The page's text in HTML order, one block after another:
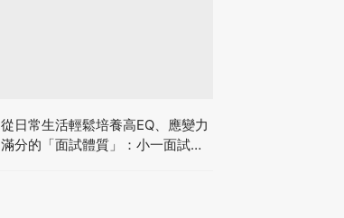
從日常生活輕鬆培養高EQ、應變力
滿分的「面試體質」：小一面試最